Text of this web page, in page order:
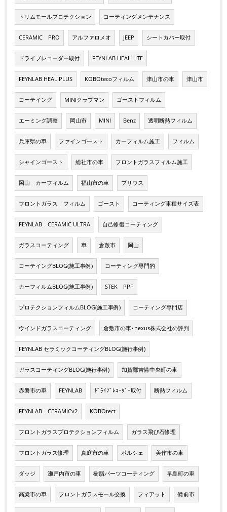
トリムモールプロテクション コーティングメンテナンス
CERAMIC PRO アルファロメオ JEEP シートカバー取付
ドライブレコーダー取付 FEYNLAB HEAL LITE
FEYNLAB HEAL PLUS KOBOtecoフィルム 津山市の車 津山市
コーテイング MINIクラブマン ゴーストフィルム
エーミング調整 岡山市 MINI Benz 透明断熱フィルム
兵庫県の車 ファインゴースト カーフィルム施工 フィルム
シャインゴースト 総社市の車 フロントガラスフィルム施工
岡山 カーフィルム 福山市の車 プリウス
フロントガラス フィルム ゴースト コーティング車種サイズ表
FEYNLAB CERAMIC ULTRA 自己修復コーティング
ガラスコーティング 車 倉敷市 岡山
コーテイングBLOG(施工事例) コーティング専門的
カーフィルムBLOG(施工事例) STEK PPF
プロテクションフィルムBLOG(施工事例) コーティング専門店
ウインドガラスコーティング 倉敷市の車･nexus株式会社の評判
FEYNLAB セラミックコーティングBLOG(施行事例)
ガラスコーティングBLOG(施行事例) 加賀郡吉備中央町の車
赤磐市の車 FEYNLAB ﾄﾞﾗｲﾌﾞﾚｺｰﾀﾞｰ取付 断熱フィルム
FEYNLAB CERAMICv2 KOBOtect
フロントガラスプロテクションフィルム ガラス飛び石修理
フロントガラス修理 真庭市の車 ポルシェ 美作市の車
ダッジ 瀬戸内市の車 樹脂パーツコーティング 早島町の車
高梁市の車 フロントガラスモール交換 フィアット 備前市